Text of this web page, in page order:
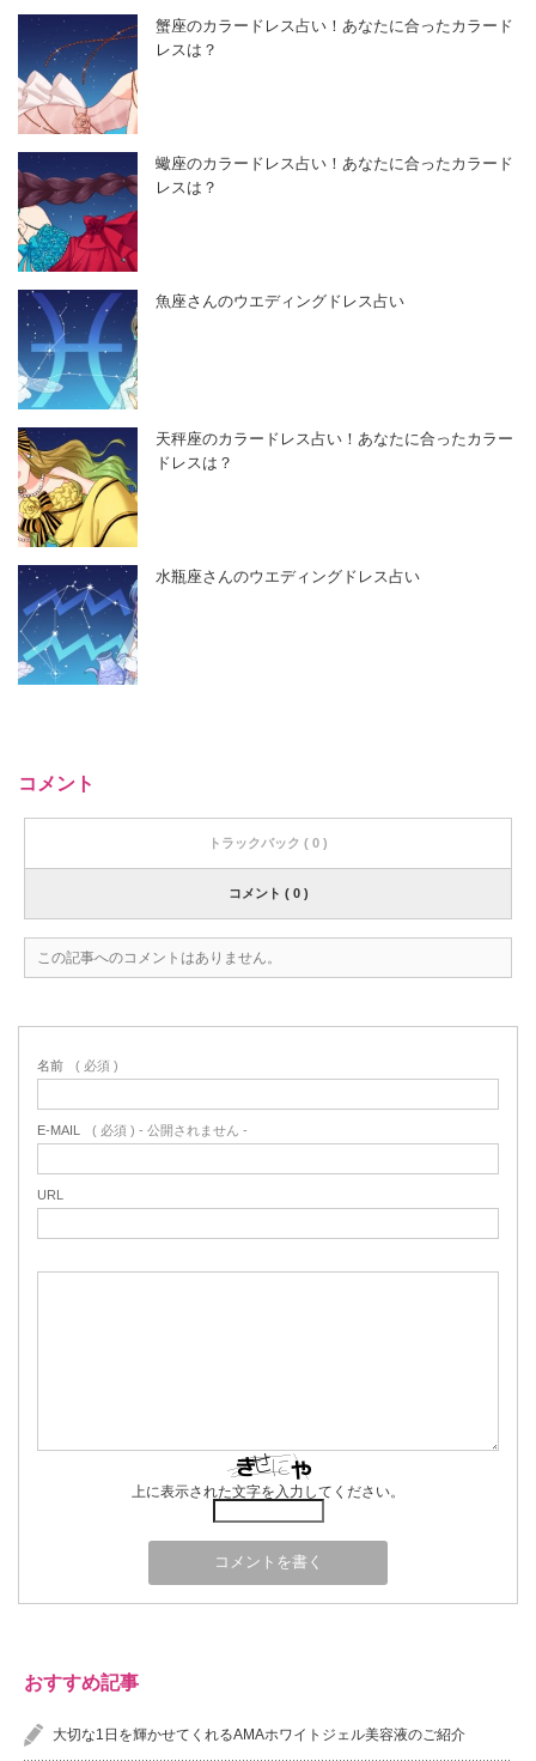
蟹座のカラードレス占い！あなたに合ったカラード
レスは？
蠍座のカラードレス占い！あなたに合ったカラード
レスは？
魚座さんのウエディングドレス占い
天秤座のカラードレス占い！あなたに合ったカラー
ドレスは？
水瓶座さんのウエディングドレス占い
コメント
トラックバック ( 0 )
コメント ( 0 )
この記事へのコメントはありません。
名前 ( 必須 )
E-MAIL ( 必須 ) - 公開されません -
URL
上に表示された文字を入力してください。
おすすめ記事
大切な1日を輝かせてくれるAMAホワイトジェル美容液のご紹介